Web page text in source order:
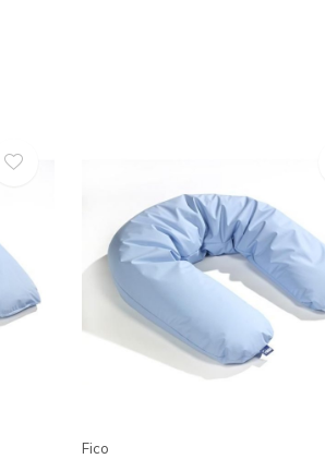
Fico